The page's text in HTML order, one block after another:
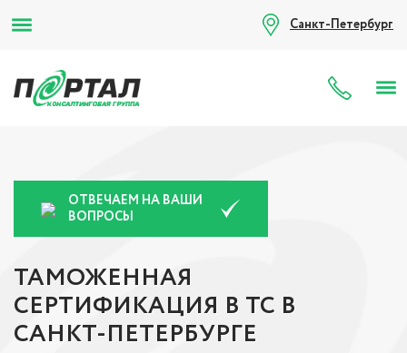
Санкт-Петербург
8
ОТВЕЧАЕМ НА ВАШИ
ВОПРОСЫ
ТАМОЖЕННАЯ
СЕРТИФИКАЦИЯ В ТС В
САНКТ-ПЕТЕРБУРГЕ